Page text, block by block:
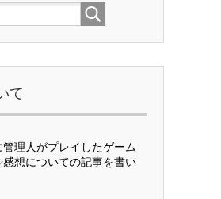
て
理人がプレイしたゲーム
想についての記事を書い